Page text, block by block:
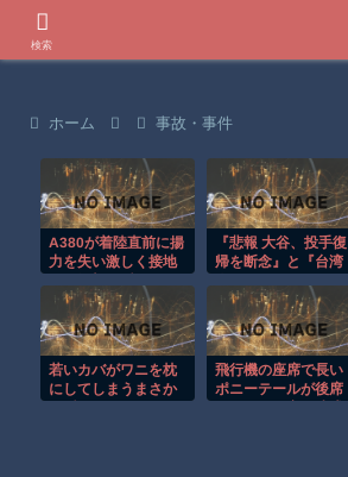
ホーム 事故・事件
A380が着陸直前に揚
力を失い激しく接地
『悲報 大谷、投手復
帰を断念』と『台湾
く』ほか 8/1 ネタ
若いカバがワニを枕
にしてしまうまさか
飛行機の座席で長い
ポニーテールが後席
検索